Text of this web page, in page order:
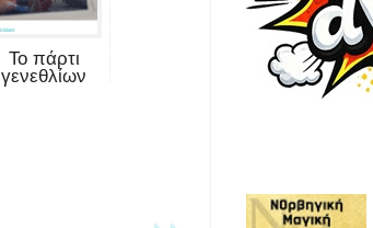
Το πάρτι
γενεθλίων